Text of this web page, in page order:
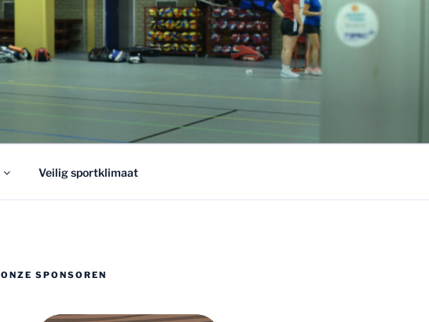
Veilig sportklimaat
ONZE SPONSOREN